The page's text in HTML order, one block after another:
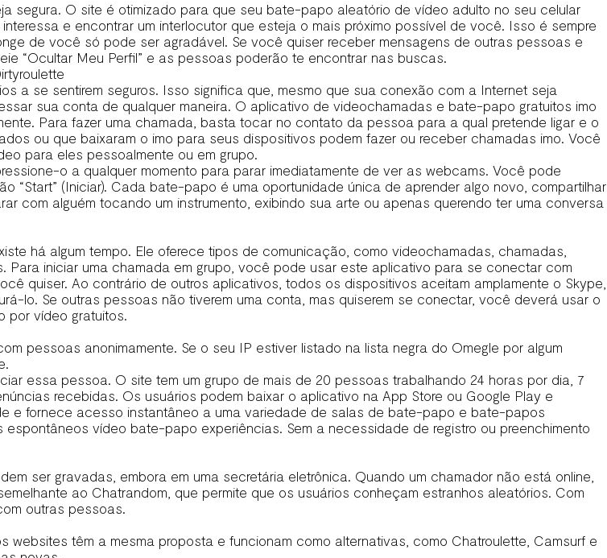
segura. O site é otimizado para que seu bate-papo aleatório de vídeo adulto no seu celular
e encontrar um interlocutor que esteja o mais próximo possível de você. Isso é sempre
de você só pode ser agradável. Se você quiser receber mensagens de outras pessoas e
“Ocultar Meu Perfil” e as pessoas poderão te encontrar nas buscas.
a se sentirem seguros. Isso significa que, mesmo que sua conexão com a Internet seja
sua conta de qualquer maneira. O aplicativo de videochamadas e bate-papo gratuitos imo
Para fazer uma chamada, basta tocar no contato da pessoa para a qual pretende ligar e o
ou que baixaram o imo para seus dispositivos podem fazer ou receber chamadas imo. Você
para eles pessoalmente ou em grupo.
o a qualquer momento para parar imediatamente de ver as webcams. Você pode
“Start” (Iniciar). Cada bate-papo é uma oportunidade única de aprender algo novo, compartilhar
com alguém tocando um instrumento, exibindo sua arte ou apenas querendo ter uma conversa
há algum tempo. Ele oferece tipos de comunicação, como videochamadas, chamadas,
Para iniciar uma chamada em grupo, você pode usar este aplicativo para se conectar com
quiser. Ao contrário de outros aplicativos, todos os dispositivos aceitam amplamente o Skype,
lo. Se outras pessoas não tiverem uma conta, mas quiserem se conectar, você deverá usar o
por vídeo gratuitos.
pessoas anonimamente. Se o seu IP estiver listado na lista negra do Omegle por algum
essa pessoa. O site tem um grupo de mais de 20 pessoas trabalhando 24 horas por dia, 7
recebidas. Os usuários podem baixar o aplicativo na App Store ou Google Play e
e fornece acesso instantâneo a uma variedade de salas de bate-papo e bate-papos
vídeo bate-papo experiências. Sem a necessidade de registro ou preenchimento
ser gravadas, embora em uma secretária eletrônica. Quando um chamador não está online,
ao Chatrandom, que permite que os usuários conheçam estranhos aleatórios. Com
outras pessoas.
têm a mesma proposta e funcionam como alternativas, como Chatroulette, Camsurf e